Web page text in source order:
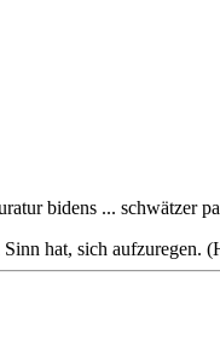
bidens ... schwätzer
hat, sich aufzuregen.